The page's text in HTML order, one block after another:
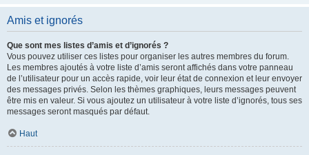
Amis et ignorés
Que sont mes listes d’amis et d’ignorés ?
Vous pouvez utiliser ces listes pour organiser les autres membres du forum.
Les membres ajoutés à votre liste d’amis seront affichés dans votre panneau
de l’utilisateur pour un accès rapide, voir leur état de connexion et leur envoyer
des messages privés. Selon les thèmes graphiques, leurs messages peuvent
être mis en valeur. Si vous ajoutez un utilisateur à votre liste d’ignorés, tous ses
messages seront masqués par défaut.
Haut